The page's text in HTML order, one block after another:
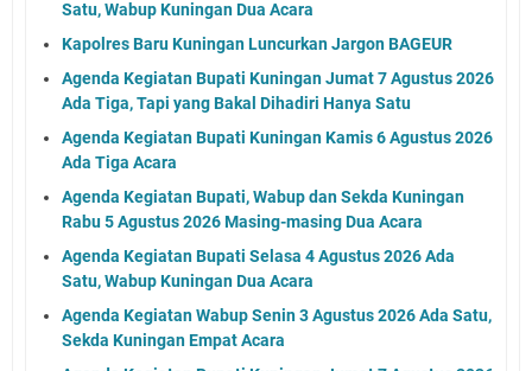
Satu, Wabup Kuningan Dua Acara
Kapolres Baru Kuningan Luncurkan Jargon BAGEUR
Agenda Kegiatan Bupati Kuningan Jumat 7 Agustus 2026
Ada Tiga, Tapi yang Bakal Dihadiri Hanya Satu
Agenda Kegiatan Bupati Kuningan Kamis 6 Agustus 2026
Ada Tiga Acara
Agenda Kegiatan Bupati, Wabup dan Sekda Kuningan
Rabu 5 Agustus 2026 Masing-masing Dua Acara
Agenda Kegiatan Bupati Selasa 4 Agustus 2026 Ada
Satu, Wabup Kuningan Dua Acara
Agenda Kegiatan Wabup Senin 3 Agustus 2026 Ada Satu,
Sekda Kuningan Empat Acara